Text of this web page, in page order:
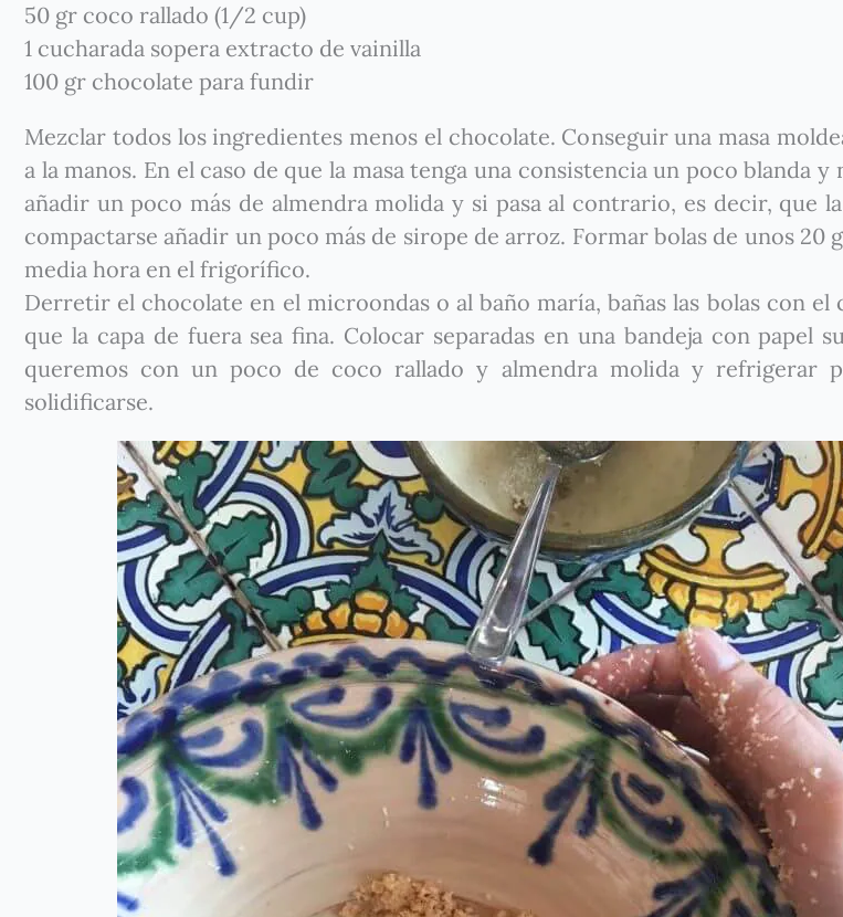
50 gr coco rallado (1/2 cup)
1 cucharada sopera extracto de vainilla
100 gr chocolate para fundir
Mezclar todos los ingredientes menos el chocolate. Conseguir una masa
a la manos. En el caso de que la masa tenga una consistencia un poco blanda
añadir un poco más de almendra molida y si pasa al contrario, es decir, que
compactarse añadir un poco más de sirope de arroz. Formar bolas de unos 20
media hora en el frigorífico.
Derretir el chocolate en el microondas o al baño maría, bañas las bolas con
que la capa de fuera sea fina. Colocar separadas en una bandeja con papel
queremos con un poco de coco rallado y almendra molida y refrigerar
solidificarse.